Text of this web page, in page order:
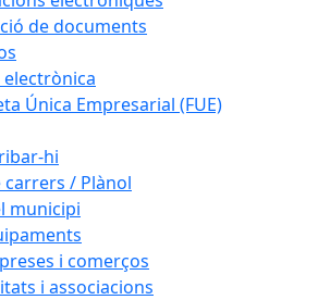
de documents
electrònica
Única Empresarial (FUE)
hi
carrers / Plànol
municipi
i comerços
i associacions